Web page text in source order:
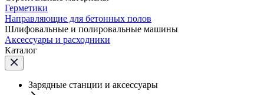
Герметики
Направляющие для бетонных полов
Шлифовальные и полировальные машины
Аксессуары и расходники
Каталог
Зарядные станции и аксессуары